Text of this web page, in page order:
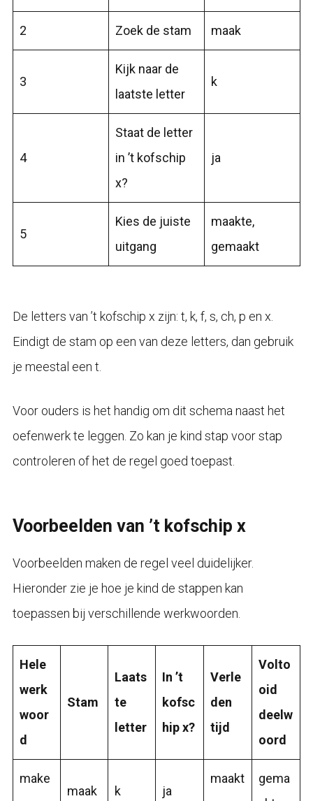
2 Zoek de stam maak
3
Kijk naar de
laatste letter
k
4
Staat de letter
in ’t kofschip
x?
ja
5
Kies de juiste
uitgang
maakte,
gemaakt
De letters van ’t kofschip x zijn: t, k, f, s, ch, p en x.
Eindigt de stam op een van deze letters, dan gebruik
je meestal een t.
Voor ouders is het handig om dit schema naast het
oefenwerk te leggen. Zo kan je kind stap voor stap
controleren of het de regel goed toepast.
Voorbeelden van ’t kofschip x
Voorbeelden maken de regel veel duidelijker.
Hieronder zie je hoe je kind de stappen kan
toepassen bij verschillende werkwoorden.
Hele
werk
woor
d
Stam
Laats
te
letter
In ’t
kofsc
hip x?
Verle
den
tijd
Volto
oid
deelw
oord
make
maak k ja
maakt
gema